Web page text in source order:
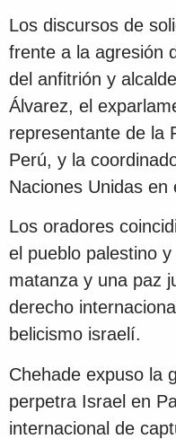
Los discursos de
frente a la agresión
del anfitrión y
Álvarez, el
representante de la
Perú, y la
Naciones Unidas
Los oradores
el pueblo palestino
matanza y una paz
derecho
belicismo israelí.
Chehade expuso la
perpetra Israel en
internacional de